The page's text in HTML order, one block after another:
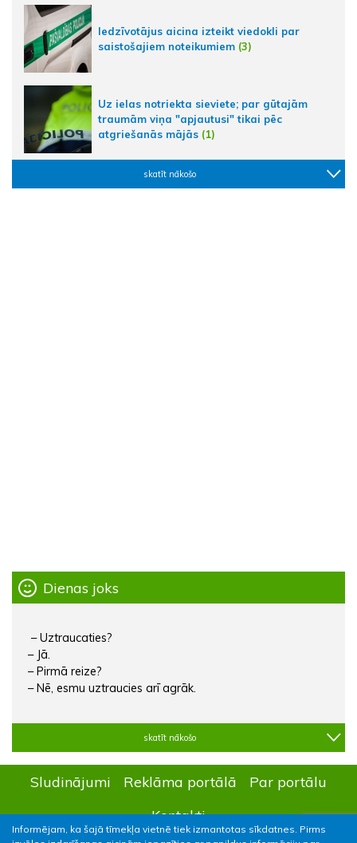
Informējam, ka šajā tīmekļa vietnē tiek izmantotas sīkdatnes. Pirms
Iedzīvotājus aicina izteikt viedokli par
saistošajiem noteikumiem (3)
Uz ielas notriekta sieviete; par gūtajām
traumām viņa "apjautusi" tikai pēc
atgriešanās mājās (1)
skatīt nākošo
Dienas joks
– Uztraucaties?
– Jā.
– Pirmā reize?
– Nē, esmu uztraucies arī agrāk.
skatīt nākošo
Sludinājumi Reklāma portālā
Par portālu
Kontakti